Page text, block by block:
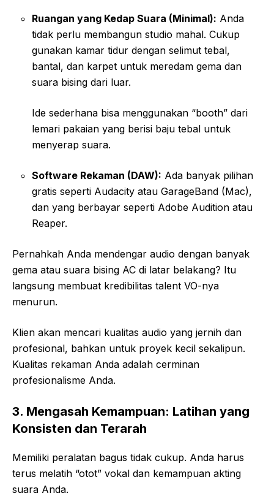
Ruangan yang Kedap Suara (Minimal): Anda
tidak perlu membangun studio mahal. Cukup
gunakan kamar tidur dengan selimut tebal,
bantal, dan karpet untuk meredam gema dan
suara bising dari luar.
Ide sederhana bisa menggunakan “booth” dari
lemari pakaian yang berisi baju tebal untuk
menyerap suara.
Software Rekaman (DAW): Ada banyak pilihan
gratis seperti Audacity atau GarageBand (Mac),
dan yang berbayar seperti Adobe Audition atau
Reaper.
Pernahkah Anda mendengar audio dengan banyak
gema atau suara bising AC di latar belakang? Itu
langsung membuat kredibilitas talent VO-nya
menurun.
Klien akan mencari kualitas audio yang jernih dan
profesional, bahkan untuk proyek kecil sekalipun.
Kualitas rekaman Anda adalah cerminan
profesionalisme Anda.
3. Mengasah Kemampuan: Latihan yang
Konsisten dan Terarah
Memiliki peralatan bagus tidak cukup. Anda harus
terus melatih “otot” vokal dan kemampuan akting
suara Anda.